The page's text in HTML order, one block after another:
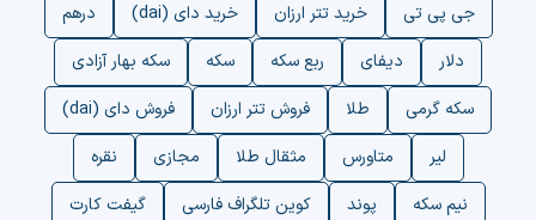
جی پی تی
خرید تتر ارزان خرید دای (dai)
درهم
دلار
دیفای ربع سکه سکه
سکه بهار آزادی
سکه گرمی
طلا فروش تتر ارزان
فروش دای (dai)
لیر
متاورس مثقال طلا مجازی
نقره
نیم سکه
پوند کوین تلگراف فارسی
گیفت کارت